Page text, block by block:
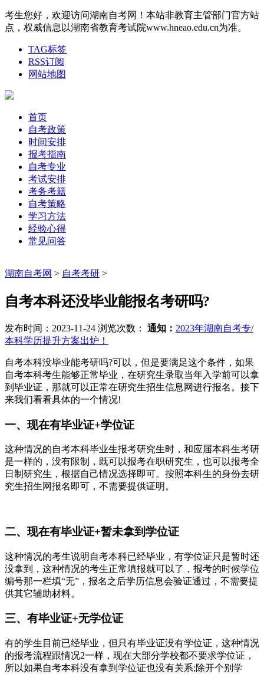
考生您好，欢迎访问湖南自考网！本站非教育主管部门官方站
点，权威信息以湖南省教育考试院www.hneao.edu.cn为准。
TAG标签
RSS订阅
网站地图
首页
自考政策
时间安排
报考指南
自考专业
考试安排
考务考籍
自考策略
学习方法
经验心得
常见问答
湖南自考网 > 自考考研 >
自考本科还没毕业能报名考研吗?
发布时间：2023-11-24 浏览次数： 通知： 2023年湖南自考专/
本科学历提升方案出炉！
自考本科没毕业能考研吗?可以，但是要满足这个条件，如果
自考本科考生能够正常毕业，在研究生录取当年入学前可以拿
到毕业证，那就可以正常在研究生招生信息网进行报名。接下
来我们看看具体的一个情况!
一、现在有毕业证+学位证
这种情况的自考本科毕业生报考研究生时，和应届本科生考研
是一样的，没有限制，既可以报考在职研究生，也可以报考全
日制研究生，根据自己情况选择即可。按照本科生的身份去研
究生招生网报名即可，不需要提供证明。
二、现在有毕业证+暂未拿到学位证
这种情况的考生说明自考本科已经毕业，有学位证只是暂时还
没拿到，这种情况的考生正常填报就可以了，报考的时候学位
编号那一栏填“无”，报名之后学历信息会验证通过，不需要提
供其它辅助材料。
三、有毕业证+无学位证
有的学生目前已经毕业，但只有毕业证没有学位证，这种情况
的报考流程跟情况2一样，现在大部分学校都不要求学位证，
所以如果自考本科没有拿到学位证也没有关系;除开个别学